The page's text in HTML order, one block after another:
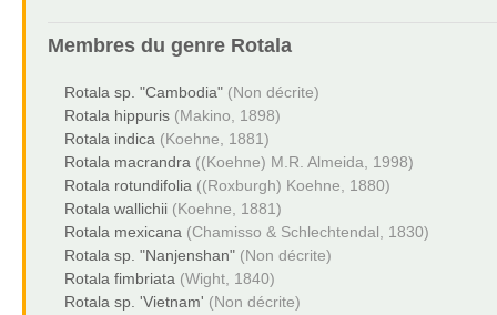
Membres du genre Rotala
Rotala sp. "Cambodia" (Non décrite)
Rotala hippuris (Makino, 1898)
Rotala indica (Koehne, 1881)
Rotala macrandra ((Koehne) M.R. Almeida, 1998)
Rotala rotundifolia ((Roxburgh) Koehne, 1880)
Rotala wallichii (Koehne, 1881)
Rotala mexicana (Chamisso & Schlechtendal, 1830)
Rotala sp. "Nanjenshan" (Non décrite)
Rotala fimbriata (Wight, 1840)
Rotala sp. 'Vietnam' (Non décrite)